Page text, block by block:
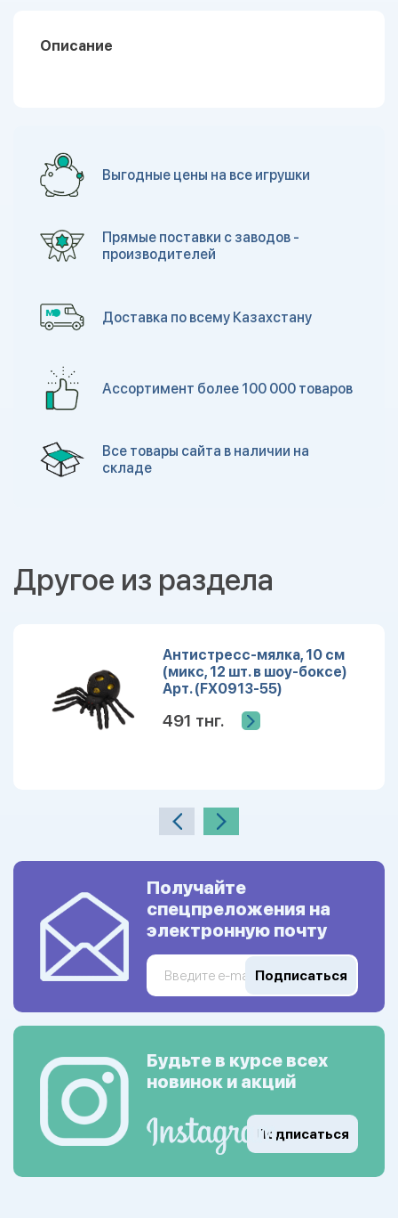
Описание
Выгодные цены на все игрушки
Прямые поставки с заводов -
производителей
Доставка по всему Казахстану
Ассортимент более 100 000 товаров
Все товары сайта в наличии на
складе
Другое из раздела
Антистресс-мялка, 10 см
(микс, 12 шт. в шоу-боксе)
Арт. (FX0913-55)
491 тнг.
Получайте
спецпреложения на
электронную почту
Подписаться
Будьте в курсе всех
новинок и акций
Подписаться